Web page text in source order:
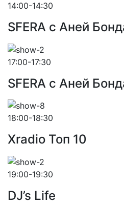
14:00-14:30
SFERA с Аней
17:00-17:30
SFERA с Аней
18:00-18:30
Xradio Топ 10
19:00-19:30
DJ’s Life